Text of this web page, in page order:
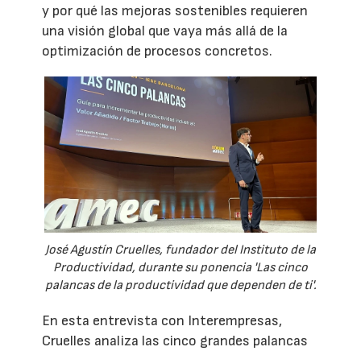
y por qué las mejoras sostenibles requieren
una visión global que vaya más allá de la
optimización de procesos concretos.
José Agustín Cruelles, fundador del Instituto de la
Productividad, durante su ponencia 'Las cinco
palancas de la productividad que dependen de ti'.
En esta entrevista con Interempresas,
Cruelles analiza las cinco grandes palancas